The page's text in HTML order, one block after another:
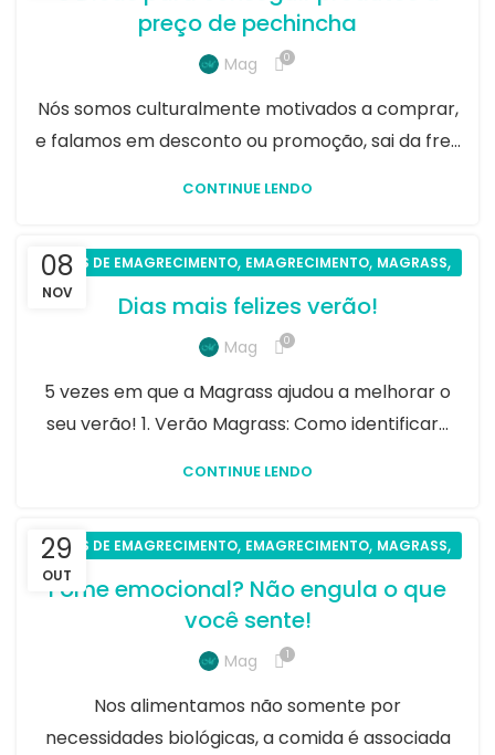
preço de pechincha
Mag 0
Nós somos culturalmente motivados a comprar,
e falamos em desconto ou promoção, sai da fre...
CONTINUE LENDO
08
NOV
DICAS DE EMAGRECIMENTO, EMAGRECIMENTO, MAGRASS,
Dias mais felizes verão!
Mag 0
5 vezes em que a Magrass ajudou a melhorar o
seu verão! 1. Verão Magrass: Como identificar...
CONTINUE LENDO
29
OUT
DICAS DE EMAGRECIMENTO, EMAGRECIMENTO, MAGRASS,
Fome emocional? Não engula o que
você sente!
Mag 1
Nos alimentamos não somente por
necessidades biológicas, a comida é associada